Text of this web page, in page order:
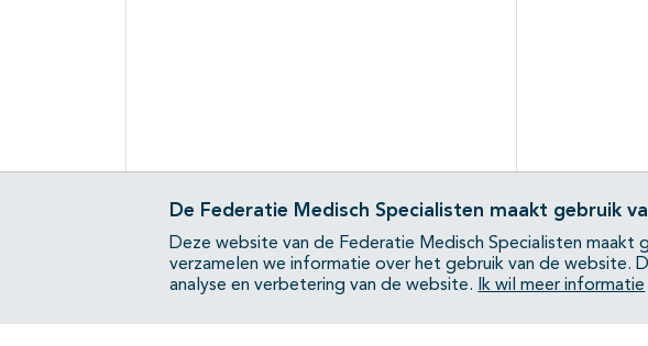
De Federatie Medisch Specialisten maakt gebruik
Deze website van de Federatie Medisch Specialisten maakt
verzamelen we informatie over het gebruik van de website.
analyse en verbetering van de website.
Ik wil meer informatie